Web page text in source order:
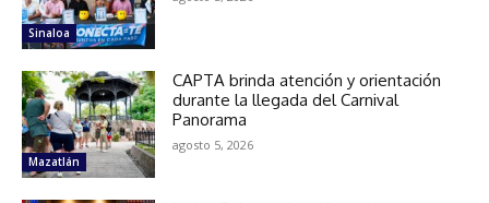
Sinaloa
Mazatlán
CAPTA brinda atención y orientación
durante la llegada del Carnival
Panorama
agosto 5, 2026